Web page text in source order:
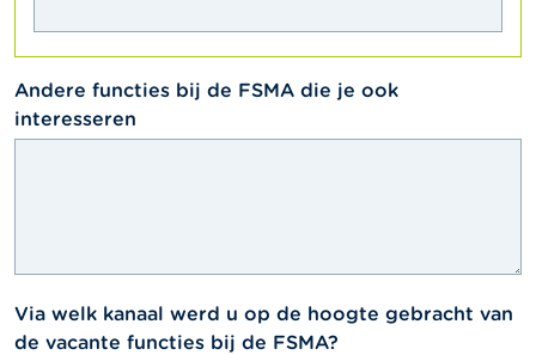
textarea
Andere functies bij de FSMA die je ook
interesseren
select
Via welk kanaal werd u op de hoogte gebracht van
de vacante functies bij de FSMA?